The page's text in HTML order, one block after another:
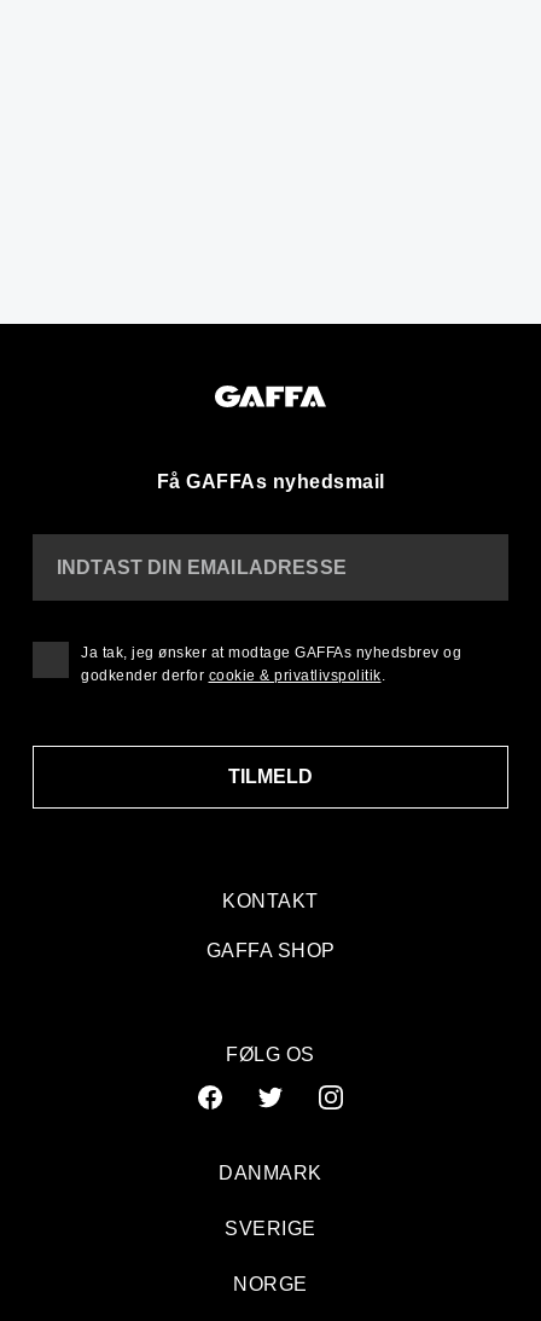
Få GAFFAs nyhedsmail
KONTAKT
GAFFA SHOP
INDTAST DIN EMAILADRESSE
TILMELD
Ja tak, jeg ønsker at modtage GAFFAs nyhedsbrev og
godkender derfor cookie & privatlivspolitik.
FØLG OS
DANMARK
SVERIGE
NORGE